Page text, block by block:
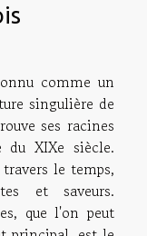
comme un
singulière de
ses racines
du XIXe siècle.
le temps,
et saveurs.
que l'on peut